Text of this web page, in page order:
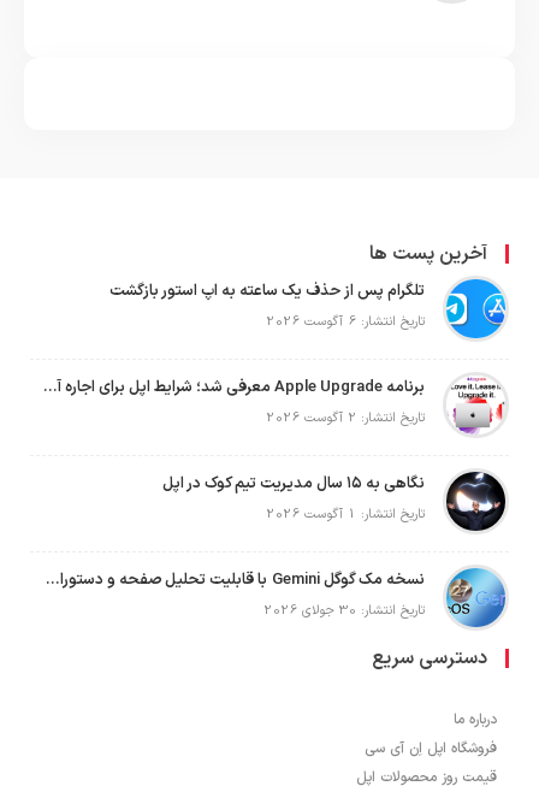
آخرین پست ها
تلگرام پس از حذف یک ساعته به اپ استور بازگشت
تاریخ انتشار: 6 آگوست 2026
برنامه Apple Upgrade معرفی شد؛ شرایط اپل برای اجاره آیفون، آیپد، مک و اپل واچ
تاریخ انتشار: 2 آگوست 2026
نگاهی به ۱۵ سال مدیریت تیم کوک در اپل
تاریخ انتشار: 1 آگوست 2026
نسخه مک گوگل Gemini با قابلیت تحلیل صفحه و دستورات صوتی در به‌روزرسانی جدید
تاریخ انتشار: 30 جولای 2026
دسترسی سریع
درباره ما
فروشگاه اپل اِن آی سی
قیمت روز محصولات اپل